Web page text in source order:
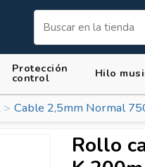
Protección
control Hilo
Cable 2,5mm Normal
Rollo